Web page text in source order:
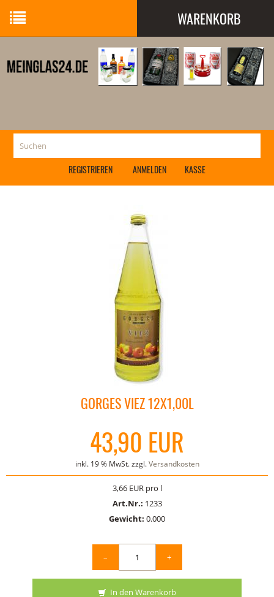
WARENKORB
Ihr Warenkorb ist leer.
REGISTRIEREN ANMELDEN KASSE
GORGES VIEZ 12X1,00L
43,90 EUR
inkl. 19 % MwSt. zzgl.Versandkosten
3,66 EUR pro l
Art.Nr.: 1233
Gewicht: 0.000
– +
In den Warenkorb